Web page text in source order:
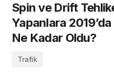
Spin ve Drift
Yapanlara
Ne Kadar Oldu?
Trafik